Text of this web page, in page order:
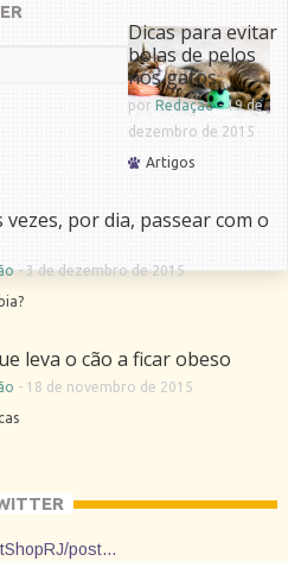
Dicas para evitar
bolas de pelos
nos gatos
por Redação-19 de
dezembro de 2015
Artigos
vezes, por dia, passear com o
-3 de dezembro de 2015
leva o cão a ficar obeso
- 18 de novembro de 2015
post…